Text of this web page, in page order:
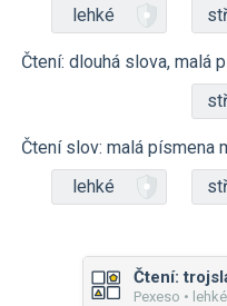
lehké
Čtení: dlouhá slova, malá
Čtení slov: malá písmena
lehké
Pexeso • lehké